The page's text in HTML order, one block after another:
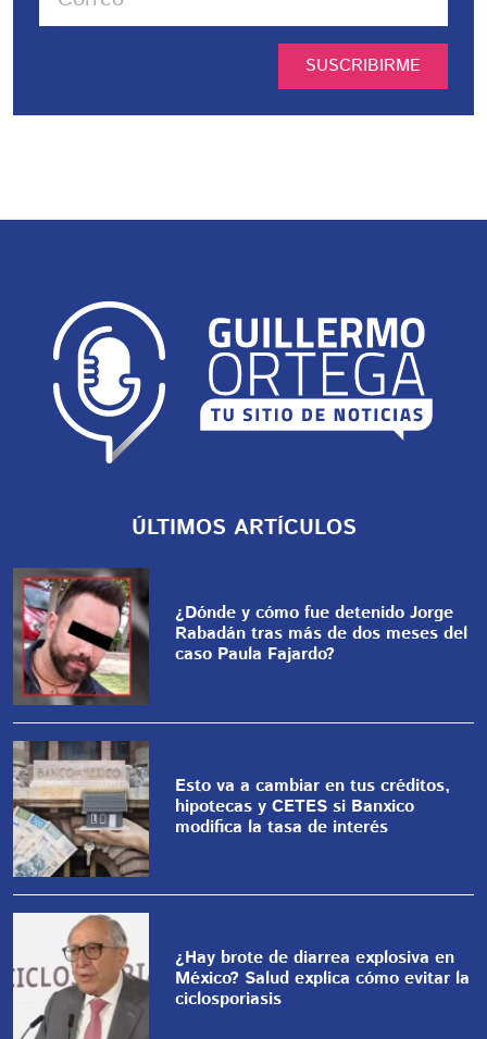
SUSCRIBIRME
ÚLTIMOS ARTÍCULOS
¿Dónde y cómo fue detenido Jorge
Rabadán tras más de dos meses del
caso Paula Fajardo?
Esto va a cambiar en tus créditos,
hipotecas y CETES si Banxico
modifica la tasa de interés
¿Hay brote de diarrea explosiva en
México? Salud explica cómo evitar la
ciclosporiasis